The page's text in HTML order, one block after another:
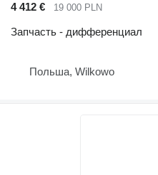
4 412 € 19 000 PLN
Запчасть - дифференциал
Польша, Wilkowo